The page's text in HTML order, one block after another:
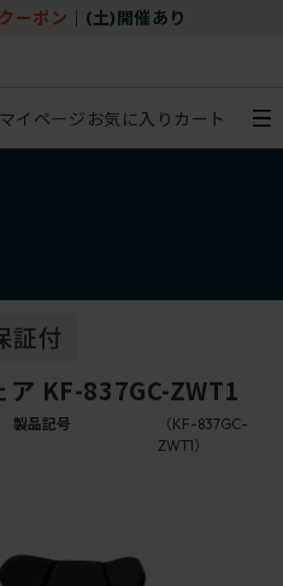
ーポン (土)開催あり
マイページ お気に入り カート
ア KF-837GC-ZWT1
製品記号
（KF-837GC-
ZWT1）